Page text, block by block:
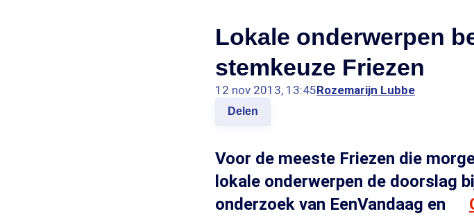
Lokale onderwerpen
stemkeuze Friezen
12 nov 2013, 13:45Rozemarijn Lubbe
Delen
Voor de meeste Friezen die
lokale onderwerpen de doorslag
onderzoek van EenVandaag en